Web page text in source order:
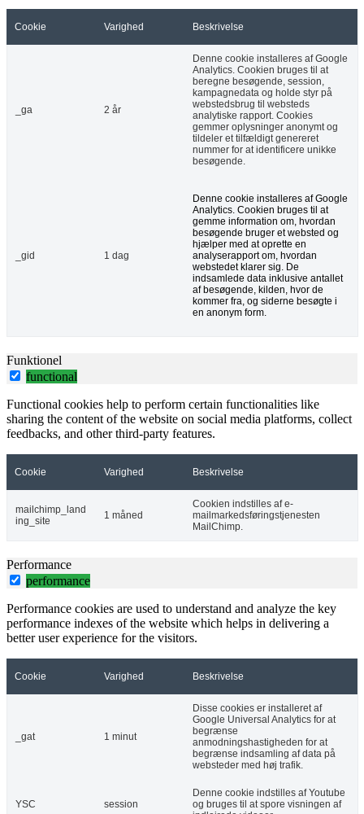
Cookie Varighed Beskrivelse
_ga 2 år
Denne cookie installeres af Google
Analytics. Cookien bruges til at
beregne besøgende, session,
kampagnedata og holde styr på
webstedsbrug til websteds
analytiske rapport. Cookies
gemmer oplysninger anonymt og
tildeler et tilfældigt genereret
nummer for at identificere unikke
besøgende.
_gid 1 dag
Denne cookie installeres af Google
Analytics. Cookien bruges til at
gemme information om, hvordan
besøgende bruger et websted og
hjælper med at oprette en
analyserapport om, hvordan
webstedet klarer sig. De
indsamlede data inklusive antallet
af besøgende, kilden, hvor de
kommer fra, og siderne besøgte i
en anonym form.
Funktionel
functional
Functional cookies help to perform certain functionalities like
sharing the content of the website on social media platforms, collect
feedbacks, and other third-party features.
Cookie Varighed Beskrivelse
mailchimp_land
ing_site
1 måned
Cookien indstilles af e-
mailmarkedsføringstjenesten
MailChimp.
Performance
performance
Performance cookies are used to understand and analyze the key
performance indexes of the website which helps in delivering a
better user experience for the visitors.
Cookie Varighed Beskrivelse
_gat 1 minut
Disse cookies er installeret af
Google Universal Analytics for at
begrænse
anmodningshastigheden for at
begrænse indsamling af data på
websteder med høj trafik.
YSC session
Denne cookie indstilles af Youtube
og bruges til at spore visningen af ​​